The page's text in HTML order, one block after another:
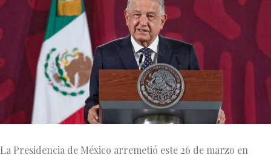
La Presidencia de México arremetió este 26 de marzo en